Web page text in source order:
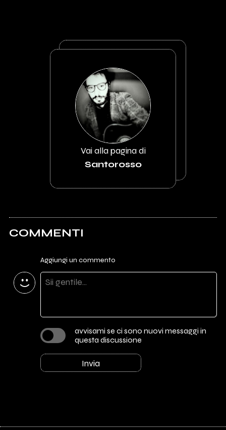
Vai alla pagina di
Santorosso
COMMENTI
Aggiungi un commento
avvisami se ci sono nuovi messaggi in
questa discussione
Invia